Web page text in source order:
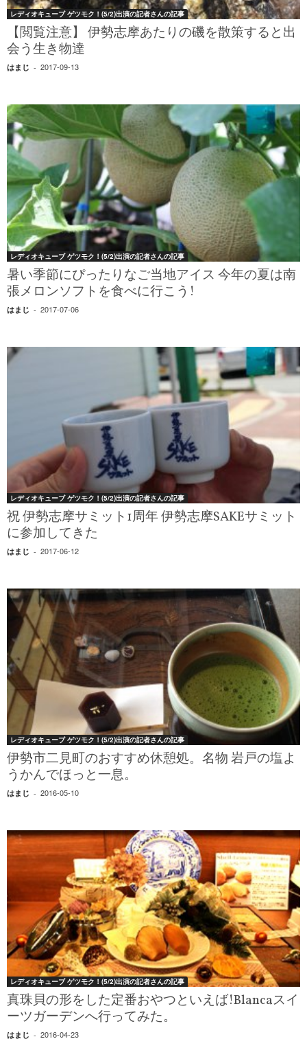
レディオキューブ ゲツモク！(5/2)出演の記者さんの記事
【閲覧注意】 伊勢志摩あたりの磯を散策すると出
会う生き物達
はまじ - 2017-09-13
レディオキューブ ゲツモク！(5/2)出演の記者さんの記事
暑い季節にぴったりなご当地アイス 今年の夏は南
張メロンソフトを食べに行こう!
はまじ - 2017-07-06
レディオキューブ ゲツモク！(5/2)出演の記者さんの記事
祝 伊勢志摩サミット1周年 伊勢志摩SAKEサミット
に参加してきた
はまじ - 2017-06-12
レディオキューブ ゲツモク！(5/2)出演の記者さんの記事
伊勢市二見町のおすすめ休憩処。名物 岩戸の塩よ
うかんでほっと一息。
はまじ - 2016-05-10
レディオキューブ ゲツモク！(5/2)出演の記者さんの記事
真珠貝の形をした定番おやつといえば!Blancaスイ
ーツガーデンへ行ってみた。
はまじ - 2016-04-23